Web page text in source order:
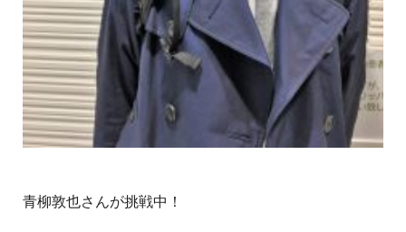
青柳敦也さんが挑戦中！